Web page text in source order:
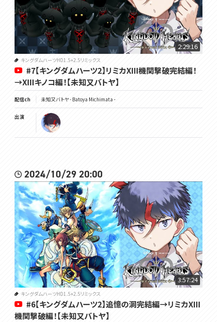
2:29:16
キングダムハーツHD1.5+2.5リミックス
#7【キングダムハーツ2】リミカXIII機関撃破完結編！
→XIIIキノコ編！【未知又バトヤ】
配信ch 未知又バトヤ - Batoya Michimata -
出演
2024/10/29 20:00
3:57:24
キングダムハーツHD1.5+2.5リミックス
#6【キングダムハーツ2】追憶の洞完結編→リミカXIII
機関撃破編！【未知又バトヤ】